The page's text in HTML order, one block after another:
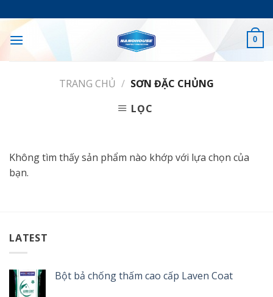
to
content
0
TRANG CHỦ / SƠN ĐẶC CHỦNG
LỌC
Không tìm thấy sản phẩm nào khớp với lựa chọn của
bạn.
LATEST
Bột bả chống thấm cao cấp Laven Coat